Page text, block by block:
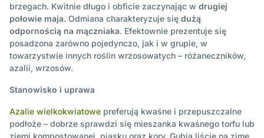
brzegach. Kwitnie długo i obficie zaczynając w drugiej
połowie maja. Odmiana charakteryzuje się dużą
odpornością na mączniaka. Efektownie prezentuje się
posadzona zarówno pojedynczo, jak i w grupie, w
towarzystwie innych roślin wrzosowatych – różaneczników,
azalii, wrzosów.
Stanowisko i uprawa
Azalie wielkokwiatowe preferują kwaśne i przepuszczalne
podłoże – dobrze sprawdzi się mieszanka kwaśnego torfu lub